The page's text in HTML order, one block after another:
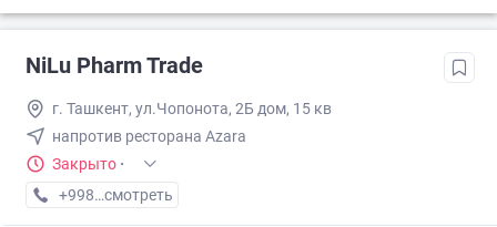
NiLu Pharm Trade
г. Ташкент, ул.Чопонота, 2Б дом, 15 кв
напротив ресторана Azara
Закрыто ·
+998 (93) XXX-XX-XX
смотреть